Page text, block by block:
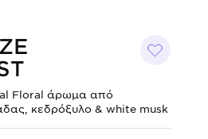
Floral άρωμα από
κεδρόξυλο & white musk